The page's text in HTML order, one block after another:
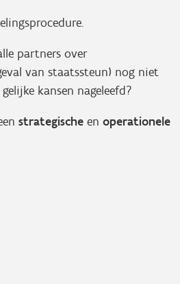
partners over
van staatssteun) nog niet
kansen nageleefd?
strategische en operationele